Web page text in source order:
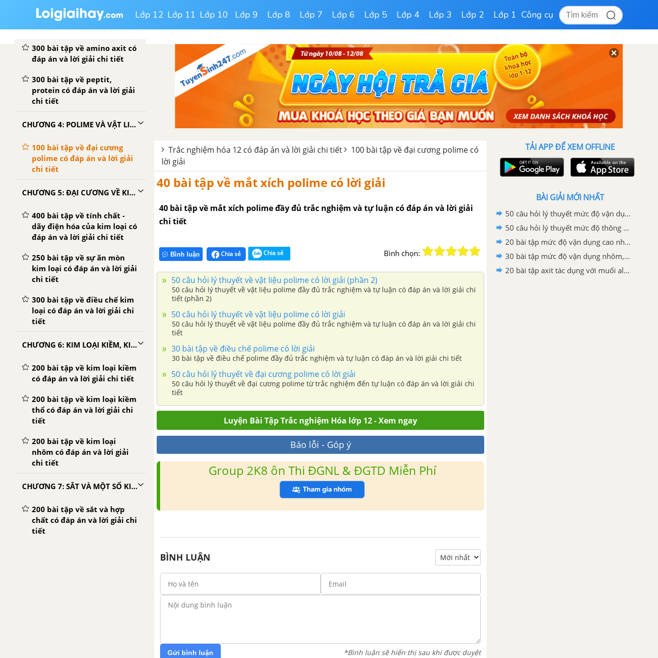
Lớp 12 Lớp 11 Lớp 10 Lớp 9 Lớp 8 Lớp 7 Lớp 6 Lớp 5 Lớp 4 Lớp 3 Lớp 2 Lớp 1 Công cụ
300 bài tập về amin có đáp
án và lời giải chi tiết
300 bài tập về amino axit có
đáp án và lời giải chi tiết
300 bài tập về peptit,
protein có đáp án và lời giải
chi tiết
CHƯƠNG 4: POLIME VÀ VẬT LIỆU POLIME
100 bài tập về đại cương
polime có đáp án và lời giải
chi tiết
CHƯƠNG 5: ĐẠI CƯƠNG VỀ KIM LOẠI
400 bài tập về tính chất -
dãy điện hóa của kim loại có
đáp án và lời giải chi tiết
250 bài tập về sự ăn mòn
kim loại có đáp án và lời giải
chi tiết
300 bài tập về điều chế kim
loại có đáp án và lời giải chi
tiết
CHƯƠNG 6: KIM LOẠI KIỀM, KIỀM THỔ, NHÔM
200 bài tập về kim loại kiềm
có đáp án và lời giải chi tiết
200 bài tập về kim loại kiềm
thổ có đáp án và lời giải chi
tiết
200 bài tập về kim loại
nhôm có đáp án và lời giải
chi tiết
CHƯƠNG 7: SẮT VÀ MỘT SỐ KIM LOẠI QUAN TRỌNG
200 bài tập về sắt và hợp
chất có đáp án và lời giải chi
tiết
Trắc nghiệm hóa 12 có đáp án và lời giải chi tiết
100 bài tập về đại cương polime có
lời giải
40 bài tập về mắt xích polime có lời giải
40 bài tập về mắt xích polime đầy đủ trắc nghiệm và tự luận có đáp án và lời giải
chi tiết
Bình luận Chia sẻ Chia sẻ Bình chọn:
50 câu hỏi lý thuyết về vật liệu polime có lời giải (phần 2)
50 câu hỏi lý thuyết về vật liệu polime đầy đủ trắc nghiệm và tự luận có đáp án và lời giải chi
tiết (phần 2)
50 câu hỏi lý thuyết về vật liệu polime có lời giải
50 câu hỏi lý thuyết về vật liệu polime đầy đủ trắc nghiệm và tự luận có đáp án và lời giải chi
tiết
30 bài tập về điều chế polime có lời giải
30 bài tập về điều chế polime đầy đủ trắc nghiệm và tự luận có đáp án và lời giải chi tiết
50 câu hỏi lý thuyết về đại cương polime có lời giải
50 câu hỏi lý thuyết về đại cương polime từ trắc nghiệm đến tự luận có đáp án và lời giải chi
tiết
Luyện Bài Tập Trắc nghiệm Hóa lớp 12 - Xem ngay
Báo lỗi - Góp ý
Group 2K8 ôn Thi ĐGNL & ĐGTD Miễn Phí
BÌNH LUẬN
Gửi bình luận *Bình luận sẽ hiển thị sau khi được duyệt
TẢI APP ĐỂ XEM OFFLINE
BÀI GIẢI MỚI NHẤT
50 câu hỏi lý thuyết mức độ vận dụng về ôn tập chương 6 có lời giải
50 câu hỏi lý thuyết mức độ thông hiểu về ôn tập chương 6 có lời giải
20 bài tập mức độ vận dụng cao nhôm, kim loại kiềm và hợp chất tác dụng với nước có lời giải
30 bài tập mức độ vận dụng nhôm, kim loại kiềm và hợp chất tác dụng với nước có lời giải
20 bài tập axit tác dụng với muối aluminat có lời giải